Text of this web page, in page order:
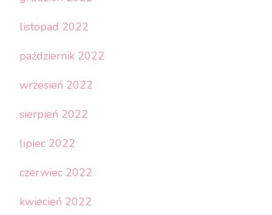
listopad 2022
październik 2022
wrzesień 2022
sierpień 2022
lipiec 2022
czerwiec 2022
kwiecień 2022